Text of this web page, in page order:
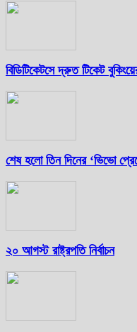
বিডিটিকেটসে দ্রুত টিকেট
শেষ হলো তিন দিনের ‘ভিভো
২০ আগস্ট রাষ্ট্রপতি নির্বাচন